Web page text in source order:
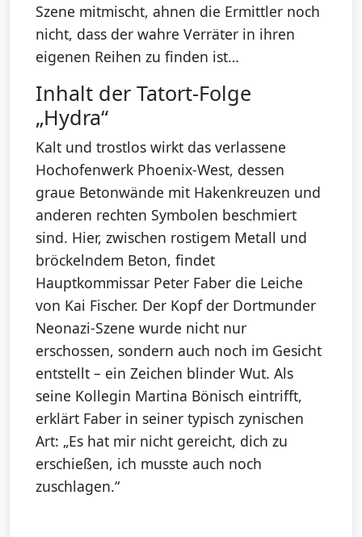
Szene mitmischt, ahnen die Ermittler noch
nicht, dass der wahre Verräter in ihren
eigenen Reihen zu finden ist…
Inhalt der Tatort-Folge
„Hydra“
Kalt und trostlos wirkt das verlassene
Hochofenwerk Phoenix-West, dessen
graue Betonwände mit Hakenkreuzen und
anderen rechten Symbolen beschmiert
sind. Hier, zwischen rostigem Metall und
bröckelndem Beton, findet
Hauptkommissar Peter Faber die Leiche
von Kai Fischer. Der Kopf der Dortmunder
Neonazi-Szene wurde nicht nur
erschossen, sondern auch noch im Gesicht
entstellt – ein Zeichen blinder Wut. Als
seine Kollegin Martina Bönisch eintrifft,
erklärt Faber in seiner typisch zynischen
Art: „Es hat mir nicht gereicht, dich zu
erschießen, ich musste auch noch
zuschlagen.“